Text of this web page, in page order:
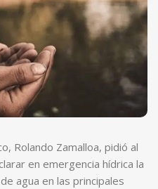
Rolando Zamalloa, pidió al
en emergencia hídrica la
agua en las principales